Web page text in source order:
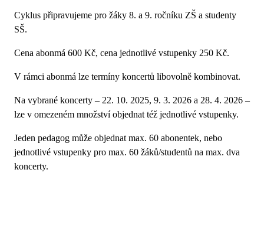
Cyklus připravujeme pro žáky 8. a 9. ročníku ZŠ a studenty
SŠ.
Cena abonmá 600 Kč, cena jednotlivé vstupenky 250 Kč.
V rámci abonmá lze termíny koncertů libovolně kombinovat.
Na vybrané koncerty – 22. 10. 2025, 9. 3. 2026 a 28. 4. 2026 –
lze v omezeném množství objednat též jednotlivé vstupenky.
Jeden pedagog může objednat max. 60 abonentek, nebo
jednotlivé vstupenky pro max. 60 žáků/studentů na max. dva
koncerty.